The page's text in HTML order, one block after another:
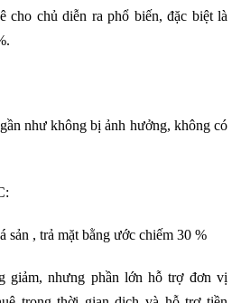
cho chủ diễn ra phổ biến, đặc biệt là
như không bị ảnh hưởng, không có
sản , trả mặt bằng ước chiếm 30 %
giảm, nhưng phần lớn hỗ trợ đơn vị